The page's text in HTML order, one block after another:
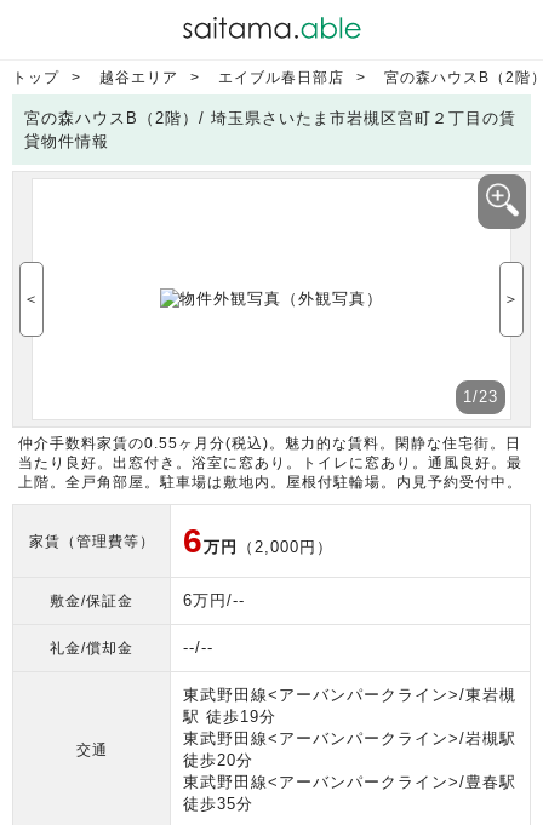
トップ 越谷エリア エイブル春日部店 宮の森ハウスB（2階
宮の森ハウスB（2階）/ 埼玉県さいたま市岩槻区宮町２丁目の賃
貸物件情報
1/23
＜ ＞
仲介手数料家賃の0.55ヶ月分(税込)。魅力的な賃料。閑静な住宅街。日
当たり良好。出窓付き。浴室に窓あり。トイレに窓あり。通風良好。最
上階。全戸角部屋。駐車場は敷地内。屋根付駐輪場。内見予約受付中。
家賃（管理費等） 6万円 （2,000円）
敷金/保証金 6万円/--
礼金/償却金 --/--
交通
東武野田線<アーバンパークライン>/東岩槻
駅 徒歩19分
東武野田線<アーバンパークライン>/岩槻駅
徒歩20分
東武野田線<アーバンパークライン>/豊春駅
徒歩35分